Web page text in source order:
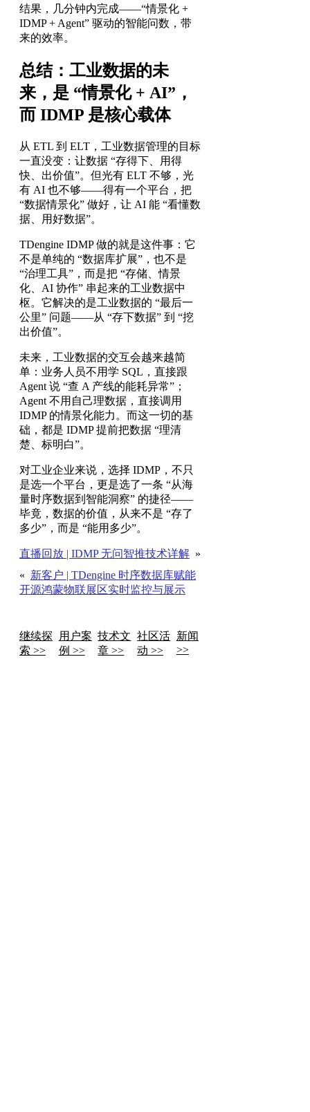
结果，几分钟内完成——“情景化 +
IDMP + Agent” 驱动的智能问数，带
来的效率。
总结：工业数据的未
来，是 “情景化 + AI”，
而 IDMP 是核心载体
从 ETL 到 ELT，工业数据管理的目标
一直没变：让数据 “存得下、用得
快、出价值”。但光有 ELT 不够，光
有 AI 也不够——得有一个平台，把
“数据情景化” 做好，让 AI 能 “看懂数
据、用好数据”。
TDengine IDMP 做的就是这件事：它
不是单纯的 “数据库扩展”，也不是
“治理工具”，而是把 “存储、情景
化、AI 协作” 串起来的工业数据中
枢。它解决的是工业数据的 “最后一
公里” 问题——从 “存下数据” 到 “挖
出价值”。
未来，工业数据的交互会越来越简
单：业务人员不用学 SQL，直接跟
Agent 说 “查 A 产线的能耗异常”；
Agent 不用自己理数据，直接调用
IDMP 的情景化能力。而这一切的基
础，都是 IDMP 提前把数据 “理清
楚、标明白”。
对工业企业来说，选择 IDMP，不只
是选一个平台，更是选了一条 “从海
量时序数据到智能洞察” 的捷径——
毕竟，数据的价值，从来不是 “存了
多少”，而是 “能用多少”。
直播回放 | IDMP 无问智推技术详解 »
« 新客户 | TDengine 时序数据库赋能
开源鸿蒙物联展区实时监控与展示
继续探
索 >>
用户案
例 >>
技术文
章 >>
社区活
动 >>
新闻
>>